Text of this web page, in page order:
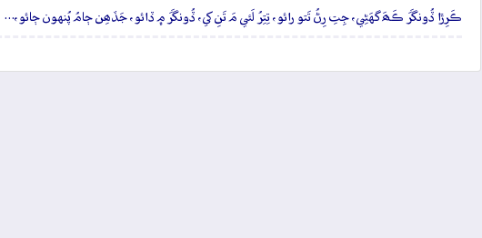
ڪَرِڙا ڏُونگَرَ ڪَھَ گهَڻِي، جِتِ رِڻُ تَتو رائو، تِتِرُ لَئي مَ تَنِ کي، ڏُونگَرَ ۾ ڏائو، جَڏھِن ڄامُ پُنهون ڄائو،…